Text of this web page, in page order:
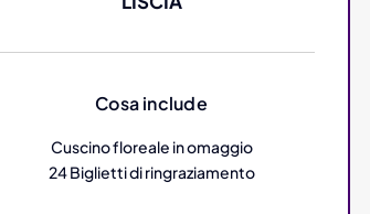
Cosa include
Cuscino floreale in omaggio
24 Biglietti di ringraziamento